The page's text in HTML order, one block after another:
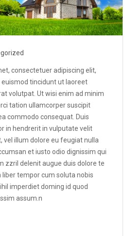
consectetuer adipiscing elit,
tincidunt ut laoreet
volutpat. Ut wisi enim ad minim
tation ullamcorper suscipit
commodo consequat. Duis
in hendrerit in vulputate velit
vel illum dolore eu feugiat nulla
et iusto odio dignissim qui
zzril delenit augue duis dolore te
tempor cum soluta nobis
imperdiet doming id quod
assum.n